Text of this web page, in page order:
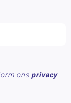
ons privacy